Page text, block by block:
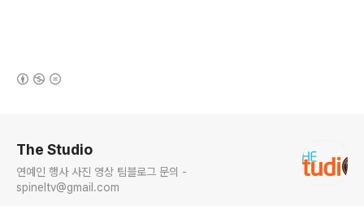
The Studio
연예인 행사 사진 영상 팀블로그 문의 -
spineltv@gmail.com